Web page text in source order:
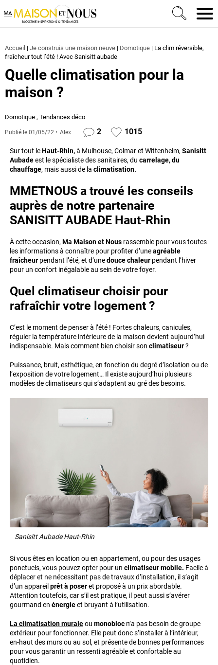
Ma Maison et Nous Construction, rénovation &
Accueil | Je construis une maison neuve | Domotique | La clim réversible,
fraîcheur tout l’été ! Avec Sanisitt aubade
Quelle climatisation pour la
maison ?
Domotique , Tendances déco
Publié le 01/05/22 Alex 2 1015
Sur tout leHaut-Rhin,à Mulhouse, Colmar et Wittenheim, Sanisitt
Aubadeest le spécialiste des sanitaires, du carrelage, du
chauffage, mais aussi de la climatisation.
MMETNOUS a trouvé les conseils
auprès de notre partenaire
SANISITT AUBADE Haut-Rhin
À cette occasion, Ma Maison et Nous rassemble pour vous toutes
les informations à connaître pour profiter d’uneagréable
fraîcheur pendant l’été, et d’unedouce chaleur pendant l’hiver
pour un confort inégalable au sein de votre foyer.
Quel climatiseur choisir pour
rafraîchir votre logement ?
C’est le moment de penser à l’été ! Fortes chaleurs, canicules,
réguler la température intérieure de la maison devient aujourd’hui
indispensable. Mais comment bien choisir son climatiseur?
Puissance, bruit, esthétique, en fonction du degré d’isolation ou de
l’exposition de votre logement… Il existe aujourd’hui plusieurs
modèles de climatiseurs qui s’adaptent au gré des besoins.
Sanisitt Aubade Haut-Rhin
Si vous êtes en location ou en appartement, ou pour des usages
ponctuels, vous pouvez opter pour un climatiseur mobile. Facile à
déplacer et ne nécessitant pas de travaux d’installation, il s’agit
d’un appareilprêt à poseret proposé à un prix abordable.
Attention toutefois, car s’il est pratique, il peut aussi s’avérer
gourmand en énergieet bruyant à l’utilisation.
La climatisation muraleou monobloc n’a pas besoin de groupe
extérieur pour fonctionner. Elle peut donc s’installer à l’intérieur,
en-haut des murs ou au sol, et présente de bonnes performances
pour vous garantir un ressenti agréable et confortable au
quotidien.